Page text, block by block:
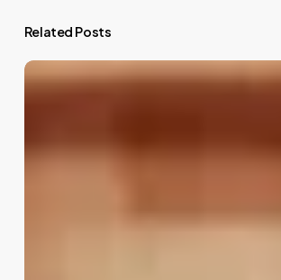
Related Posts